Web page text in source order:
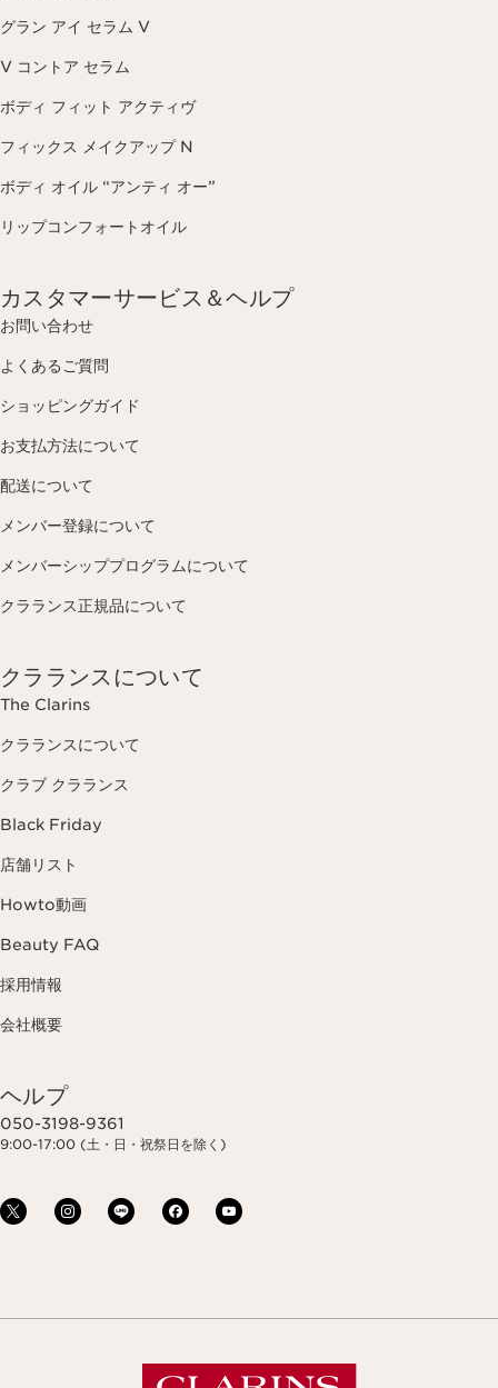
グラン アイ セラム V
V コントア セラム
ボディ フィット アクティヴ
フィックス メイクアップ N
ボディ オイル “アンティ オー”
リップコンフォートオイル
カスタマーサービス＆ヘルプ
お問い合わせ
よくあるご質問
ショッピングガイド
お支払方法について
配送について
メンバー登録について
メンバーシッププログラムについて
クラランス正規品について
クラランスについて
The Clarins
クラランスについて
クラブ クラランス
Black Friday
店舗リスト
Howto動画
Beauty FAQ
採用情報
会社概要
ヘルプ
050-3198-9361
9:00-17:00 (土・日・祝祭日を除く)